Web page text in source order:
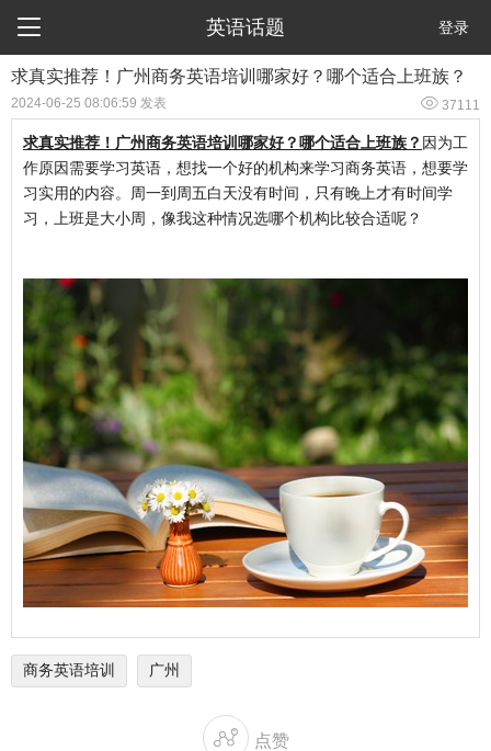
 英语话题 登录
求真实推荐！广州商务英语培训哪家好？哪个适合上班族？
2024-06-25 08:06:59 发表  37111
求真实推荐！ 广州商务英语培训哪家好？哪个适合上班族？ 因为工
作原因需要学习英语，想找一个好的机构来学习商务英语，想要学
习实用的内容。周一到周五白天没有时间，只有晚上才有时间学
习，上班是大小周，像我这种情况选哪个机构比较合适呢？
商务英语培训 广州
 点赞